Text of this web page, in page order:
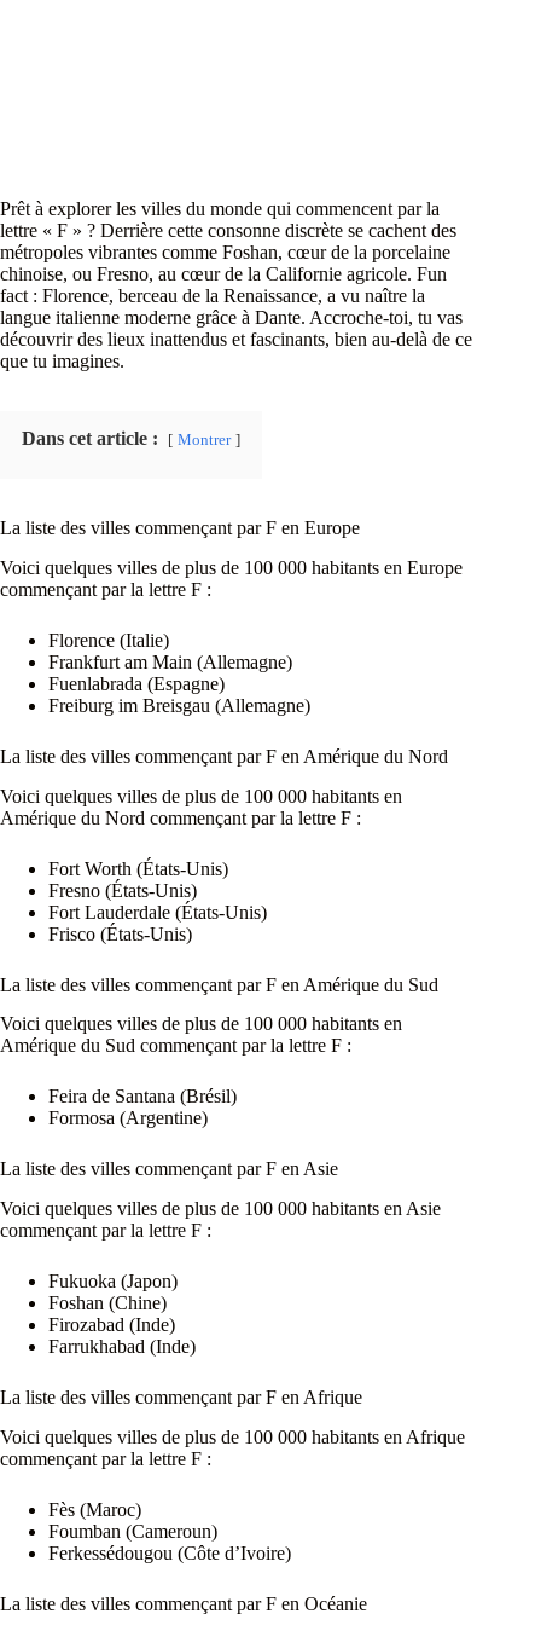
Prêt à explorer les villes du monde qui commencent par la
lettre « F » ? Derrière cette consonne discrète se cachent des
métropoles vibrantes comme Foshan, cœur de la porcelaine
chinoise, ou Fresno, au cœur de la Californie agricole. Fun
fact : Florence, berceau de la Renaissance, a vu naître la
langue italienne moderne grâce à Dante. Accroche-toi, tu vas
découvrir des lieux inattendus et fascinants, bien au-delà de ce
que tu imagines.
Dans cet article : Montrer
La liste des villes commençant par F en Europe
Voici quelques villes de plus de 100 000 habitants en Europe
commençant par la lettre F :
Florence (Italie)
Frankfurt am Main (Allemagne)
Fuenlabrada (Espagne)
Freiburg im Breisgau (Allemagne)
La liste des villes commençant par F en Amérique du Nord
Voici quelques villes de plus de 100 000 habitants en
Amérique du Nord commençant par la lettre F :
Fort Worth (États-Unis)
Fresno (États-Unis)
Fort Lauderdale (États-Unis)
Frisco (États-Unis)
La liste des villes commençant par F en Amérique du Sud
Voici quelques villes de plus de 100 000 habitants en
Amérique du Sud commençant par la lettre F :
Feira de Santana (Brésil)
Formosa (Argentine)
La liste des villes commençant par F en Asie
Voici quelques villes de plus de 100 000 habitants en Asie
commençant par la lettre F :
Fukuoka (Japon)
Foshan (Chine)
Firozabad (Inde)
Farrukhabad (Inde)
La liste des villes commençant par F en Afrique
Voici quelques villes de plus de 100 000 habitants en Afrique
commençant par la lettre F :
Fès (Maroc)
Foumban (Cameroun)
Ferkessédougou (Côte d’Ivoire)
La liste des villes commençant par F en Océanie